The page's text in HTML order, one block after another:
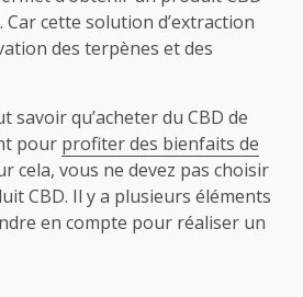
cette solution d’extraction
des terpènes et des
savoir qu’acheter du CBD de
pour profiter des bienfaits de
cela, vous ne devez pas choisir
CBD. Il y a plusieurs éléments
en compte pour réaliser un